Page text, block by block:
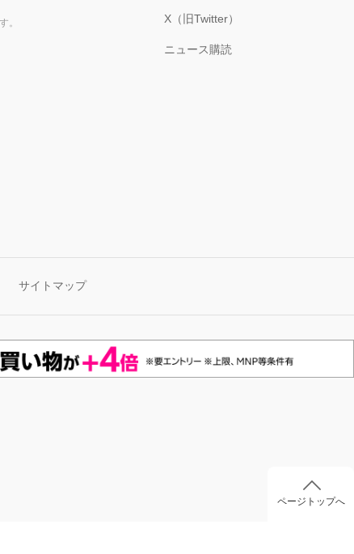
。
X（旧Twitter）
ニュース購読
サイトマップ
ページトップへ